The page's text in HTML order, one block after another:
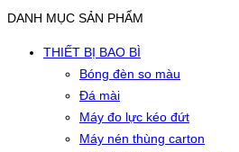
DANH MỤC SẢN PHẨM
THIẾT BỊ BAO BÌ
Bóng đèn so màu
Đá mài
Máy đo lực kéo đứt
Máy nén thùng carton